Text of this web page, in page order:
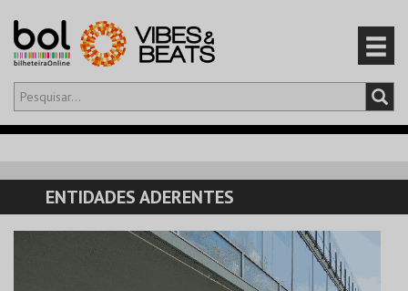
Olá,iniciar sessão
CARRINHO
EVENTOS
ENTIDADES ADERENTES